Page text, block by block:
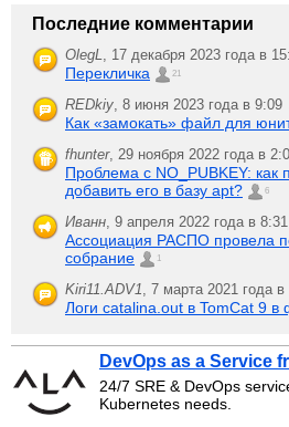
Последние комментарии
OlegL 17 декабря 2023 года в
Перекличка 21
REDkiy 8 июня 2023 года в
Как «замокать» файл для
fhunter, 29 ноября 2022 года в
Проблема с NO_PUBKEY: как
добавить его в базу apt?
6
Иванн 9 апреля 2022 года в
Ассоциация РАСПО провела
собрание
1
Kiri11.ADV1 7 марта 2021 года
Логи catalina.out в TomCat 9 в
DevOps as a Service
24/7 SRE & DevOps
Kubernetes needs.